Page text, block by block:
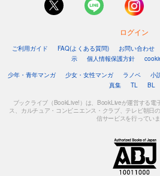
ログイン
ご利用ガイド FAQ(よくある質問) お問い合わせ
示
個人情報保護方針
少年・青年マンガ
少女・女性マンガ ラノベ 小
真集
TL BL
ブックライブ（BookLive!）は、BookLiveが運営する電
ス、カルチュア・コンビニエンス・クラブ、テレビ朝日
信サービスを行っていま